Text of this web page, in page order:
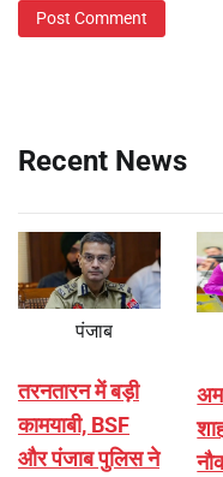
Recent News
पंजाब
तरनतारन में बड़ी
कामयाबी, BSF
और पंजाब पुलिस ने